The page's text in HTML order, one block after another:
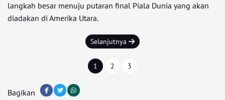
langkah besar menuju putaran final Piala Dunia yang akan
diadakan di Amerika Utara.
Selanjutnya
1 2 3
Bagikan